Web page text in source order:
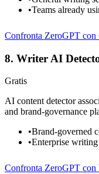
•Teams already
Confronta ZeroGPT
8. Writer AI
Gratis
AI content detector
and brand-governance
•Brand-governed
•Enterprise
Confronta ZeroGPT